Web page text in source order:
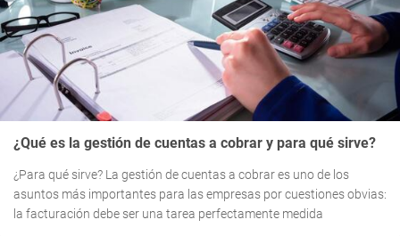
¿Qué es la gestión de cuentas a cobrar y para qué sirve?
¿Para qué sirve? La gestión de cuentas a cobrar es uno de los
asuntos más importantes para las empresas por cuestiones obvias:
la facturación debe ser una tarea perfectamente medida